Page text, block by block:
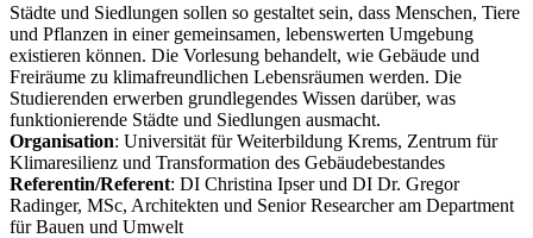
Städte und Siedlungen sollen so gestaltet sein, dass Menschen, Tiere
und Pflanzen in einer gemeinsamen, lebenswerten Umgebung
existieren können. Die Vorlesung behandelt, wie Gebäude und
Freiräume zu klimafreundlichen Lebensräumen werden. Die
Studierenden erwerben grundlegendes Wissen darüber, was
funktionierende Städte und Siedlungen ausmacht.
Organisation: Universität für Weiterbildung Krems, Zentrum für
Klimaresilienz und Transformation des Gebäudebestandes
Referentin/Referent: DI Christina Ipser und DI Dr. Gregor
Radinger, MSc, Architekten und Senior Researcher am Department
für Bauen und Umwelt